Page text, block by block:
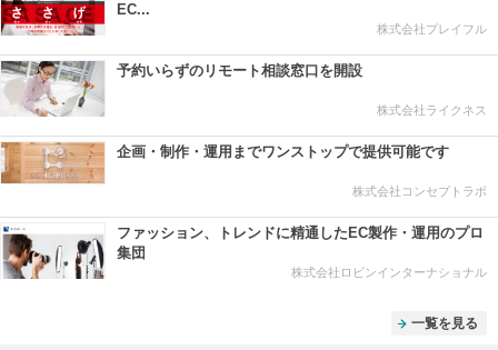
EC...
株式会社プレイフル
予約いらずのリモート相談窓口を開設
株式会社ライクネス
企画・制作・運用までワンストップで提供可能です
株式会社コンセプトラボ
ファッション、トレンドに精通したEC製作・運用のプロ
集団
株式会社ロビンインターナショナル
一覧を見る